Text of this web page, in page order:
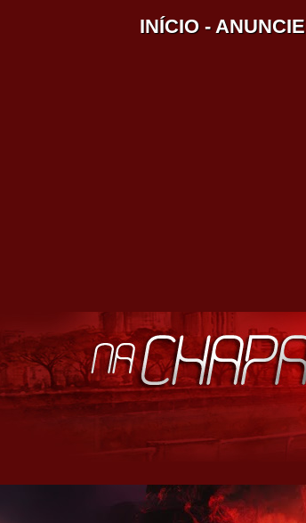
INÍCIO -ANUNCIE